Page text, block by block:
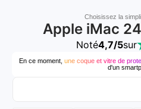
Choisissez la
Apple iMac
Noté4,7/5sur
En ce moment, une coque et vitre de
d'un